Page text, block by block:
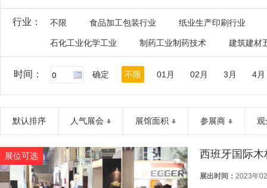
行业： 不限 食品加工包装行业 纸业生产印刷行业
石化工业化学工业 制药工业制药技术 建筑建材
时间： 确定 不限 01月 02月 3月 4月
默认排序 人气展会 展馆面积 参展商 观
展位可选 西班牙国际
展出时间： 2023年